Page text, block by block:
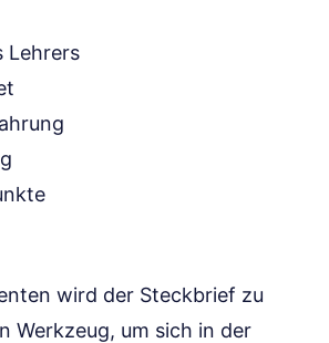
Lehrers
wird der Steckbrief zu
Werkzeug, um sich in der